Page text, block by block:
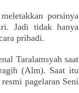
porsinya
Jadi tidak hanya
pribadi.
Taralamsyah saat
(Alm). Saat itu
pagelaran Seni